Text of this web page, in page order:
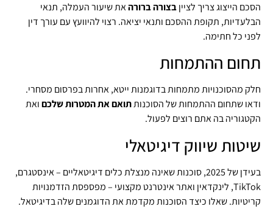
הסכם הייצוג צריך לצייןבצורה ברורהאת שיעור העמלה, תנאי
הבלעדיות, תקופת ההסכם ותנאי יציאה. רצוי להיוועץ עם עורך דין
לפני כל חתימה.
תחום ההתמחות
חלק מהסוכנויות מתמחות בדוגמנות ייטא, אחרות בפרסום מסחרי.
ודאו שתחום ההתמחות של הסוכנותתואם את המטרות שלכםואת
הקטגוריה בה אתם רוצים לפעול.
שיטות שיווק דיגיטאלי
בעידן של 2025, סוכנות שאינה מנצלת כלים דיגיטאליים – אינסטגרם,
TikTok, לינקדאין ואתר אינטרנט מקצועי – מפספסת הזדמנויות
קריטיות. שאלו כיצד הסוכנות מקדמת את הדוגמנים שלה בדיגיטאל.